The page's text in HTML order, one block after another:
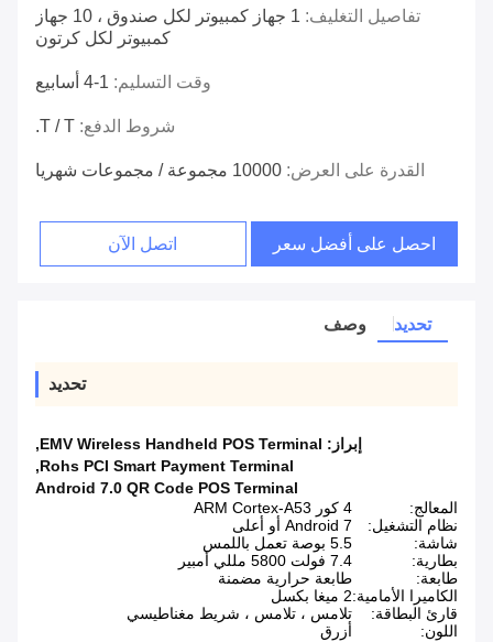
تفاصيل التغليف:
1 جهاز كمبيوتر لكل صندوق ، 10 جهاز
كمبيوتر لكل كرتون
وقت التسليم: 1-4 أسابيع
شروط الدفع: T / T.
القدرة على العرض: 10000 مجموعة / مجموعات شهريا
احصل على أفضل سعر اتصل الآن
تحديد وصف
تحديد
إبراز: EMV Wireless Handheld POS Terminal
,
Rohs PCI Smart Payment Terminal
,
Android 7.0 QR Code POS Terminal
المعالج:
4 كور ARM Cortex-A53
نظام التشغيل:
Android 7 أو أعلى
شاشة:
5.5 بوصة تعمل باللمس
بطارية:
7.4 فولت 5800 مللي أمبير
طابعة:
طابعة حرارية مضمنة
الكاميرا الأمامية:2 ميغا بكسل
قارئ البطاقة:
تلامس ، تلامس ، شريط مغناطيسي
اللون:
أزرق